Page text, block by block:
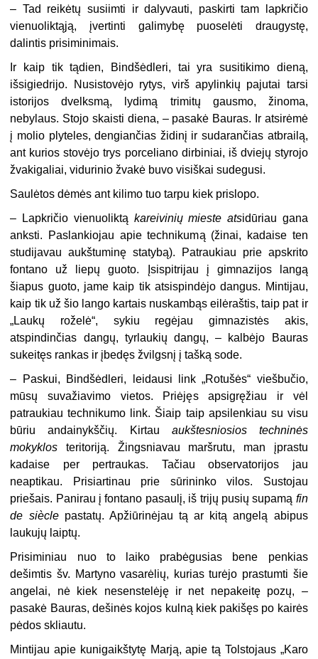
– Tad reikėtų susiimti ir dalyvauti, paskirti tam lapkričio
vienuoliktąją, įvertinti galimybę puoselėti draugystę,
dalintis prisiminimais.
Ir kaip tik tądien, Bindšėdleri, tai yra susitikimo dieną,
išsigiedrijo. Nusistovėjo rytys, virš apylinkių pajutai tarsi
istorijos dvelksmą, lydimą trimitų gausmo, žinoma,
nebylaus. Stojo skaisti diena, – pasakė Bauras. Ir atsirėmė
į molio plyteles, dengiančias židinį ir sudarančias atbrailą,
ant kurios stovėjo trys porceliano dirbiniai, iš dviejų styrojo
žvakigaliai, vidurinio žvakė buvo visiškai sudegusi.
Saulėtos dėmės ant kilimo tuo tarpu kiek prislopo.
– Lapkričio vienuoliktą kareivinių mieste atsidūriau gana
anksti. Paslankiojau apie technikumą (žinai, kadaise ten
studijavau aukštuminę statybą). Patraukiau prie apskrito
fontano už liepų guoto. Įsispitrijau į gimnazijos langą
šiapus guoto, jame kaip tik atsispindėjo dangus. Mintijau,
kaip tik už šio lango kartais nuskambąs eilėraštis, taip pat ir
„Laukų roželė“, sykiu regėjau gimnazistės akis,
atspindinčias dangų, tyrlaukių dangų, – kalbėjo Bauras
sukeitęs rankas ir įbedęs žvilgsnį į tašką sode.
– Paskui, Bindšėdleri, leidausi link „Rotušės“ viešbučio,
mūsų suvažiavimo vietos. Priėjęs apsigręžiau ir vėl
patraukiau technikumo link. Šiaip taip apsilenkiau su visu
būriu andainykščių. Kirtau aukštesniosios techninės
mokyklos teritoriją. Žingsniavau maršrutu, man įprastu
kadaise per pertraukas. Tačiau observatorijos jau
neaptikau. Prisiartinau prie sūrininko vilos. Sustojau
priešais. Panirau į fontano pasaulį, iš trijų pusių supamą fin
de sièclepastatų. Apžiūrinėjau tą ar kitą angelą abipus
laukujų laiptų.
Prisiminiau nuo to laiko prabėgusias bene penkias
dešimtis šv. Martyno vasarėlių, kurias turėjo prastumti šie
angelai, nė kiek nesenstelėję ir net nepakeitę pozų, –
pasakė Bauras, dešinės kojos kulną kiek pakišęs po kairės
pėdos skliautu.
Mintijau apie kunigaikštytę Marją, apie tą Tolstojaus „Karo